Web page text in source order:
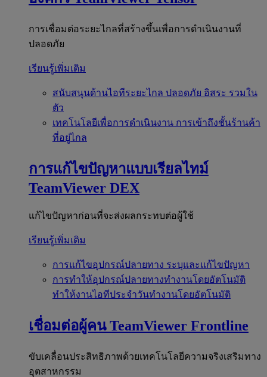
การเชื่อมต่อระยะไกลที่สร้างขึ้นเพื่อการดำเนินงานที่
ปลอดภัย
เรียนรู้เพิ่มเติม
สนับสนุนด้านไอทีระยะไกล ปลอดภัย อิสระ รวมใน
ตัว
เทคโนโลยีเพื่อการดำเนินงาน การเข้าถึงชั้นร้านค้า
ที่อยู่ไกล
การแก้ไขปัญหาแบบเรียลไทม์
TeamViewer DEX
แก้ไขปัญหาก่อนที่จะส่งผลกระทบต่อผู้ใช้
เรียนรู้เพิ่มเติม
การแก้ไขอุปกรณ์ปลายทาง ระบุและแก้ไขปัญหา
การทำให้อุปกรณ์ปลายทางทำงานโดยอัตโนมัติ
ทำให้งานไอทีประจำวันทำงานโดยอัตโนมัติ
เชื่อมต่อผู้คน TeamViewer Frontline
ขับเคลื่อนประสิทธิภาพด้วยเทคโนโลยีความจริงเสริมทาง
อุตสาหกรรม